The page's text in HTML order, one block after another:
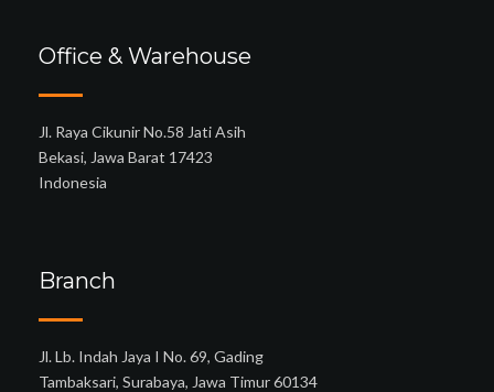
Office & Warehouse
Jl. Raya Cikunir No.58 Jati Asih
Bekasi, Jawa Barat 17423
Indonesia
Branch
Jl. Lb. Indah Jaya I No. 69, Gading
Tambaksari, Surabaya, Jawa Timur 60134